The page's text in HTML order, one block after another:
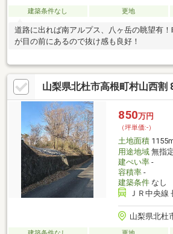
建築条件なし 更地
道路に出れば南アルプス、八ヶ岳の眺望有
が目の前にあるので抜け感も良好！
山梨県北杜市高根町村山西割
850万円
（坪単価:-）
土地面積
用途地域無指
建ぺい率-
容積率-
建築条件なし
ＪＲ中央線
山梨県北杜